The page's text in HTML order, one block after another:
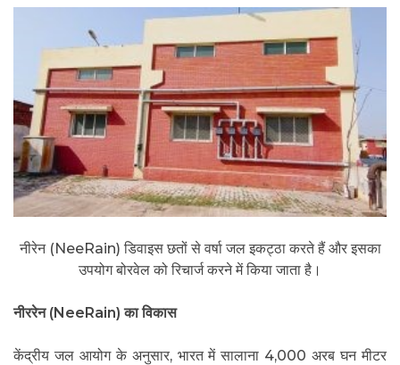
नीरेन (NeeRain) डिवाइस छतों से वर्षा जल इकट्ठा करते हैं और इसका
उपयोग बोरवेल को रिचार्ज करने में किया जाता है।
नीररेन(NeeRain)का विकास
केंद्रीय जल आयोग के अनुसार, भारत में सालाना 4,000 अरब घन मीटर